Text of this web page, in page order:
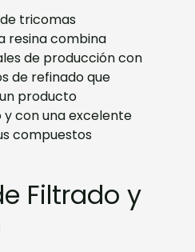
tricomas
resina combina
de producción con
de refinado que
producto
y con una excelente
compuestos
Filtrado y